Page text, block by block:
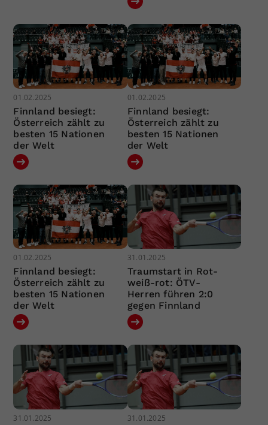
01.02.2025
Finnland besiegt:
Österreich zählt zu
besten 15 Nationen
der Welt
01.02.2025
Finnland besiegt:
Österreich zählt zu
besten 15 Nationen
der Welt
01.02.2025
Finnland besiegt:
Österreich zählt zu
besten 15 Nationen
der Welt
31.01.2025
Traumstart in Rot-
weiß-rot: ÖTV-
Herren führen 2:0
gegen Finnland
31.01.2025 31.01.2025